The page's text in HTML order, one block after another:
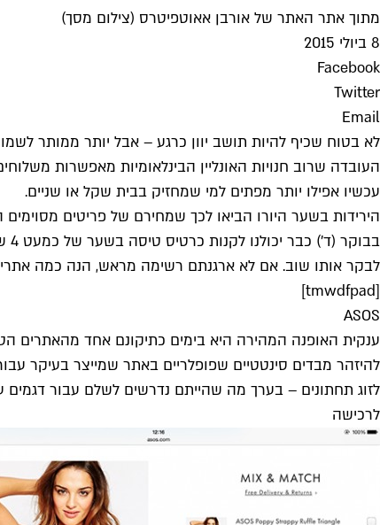
מתוך אתר האתר של אורבן אאוטפיטרס (צילום מסך)
8 ביולי 2015
Facebook
Twitter
Email
לא בטוח שכיף להיות תושב יוון כרגע – אבל יותר ממותר
העובדה שרוב חנויות האונליין הבינלאומיות מאפשרות
עכשיו אפילו יותר מפתים למי שמחזיק בבית שקל או שניים.
לבקר אותו שוב. אם לא ארגנתם רשימה מראש, הנה כמה
[tmwdfpad]
ASOS
ענקית האופנה המהירה היא בימים כתיקונם אחד מהאתרים
לזוג תחתונים – בערך מה שהייתם נדרשים לשלם עבור דגמים
לרכישה